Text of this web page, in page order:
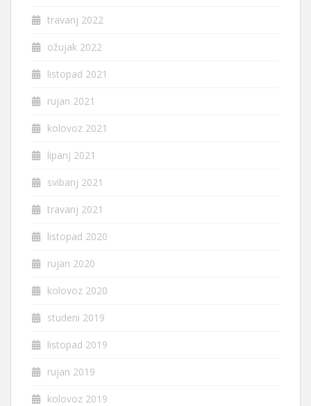
travanj 2022
ožujak 2022
listopad 2021
rujan 2021
kolovoz 2021
lipanj 2021
svibanj 2021
travanj 2021
listopad 2020
rujan 2020
kolovoz 2020
studeni 2019
listopad 2019
rujan 2019
kolovoz 2019